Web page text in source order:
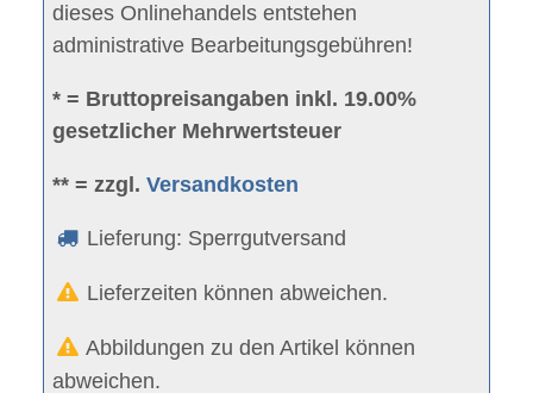
dieses Onlinehandels entstehen
administrative Bearbeitungsgebühren!
* = Bruttopreisangaben inkl. 19.00%
gesetzlicher Mehrwertsteuer
** = zzgl.Versandkosten
Lieferung: Sperrgutversand
Lieferzeiten können abweichen.
Abbildungen zu den Artikel können
abweichen.